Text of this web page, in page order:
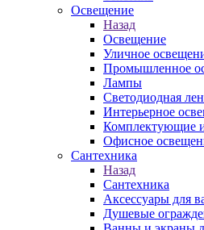
Освещение
Назад
Освещение
Уличное
Промышленное
Лампы
Светодиодная
Интерьерное
Комплектующие
Офисное
Сантехника
Назад
Сантехника
Аксессуары для
Душевые